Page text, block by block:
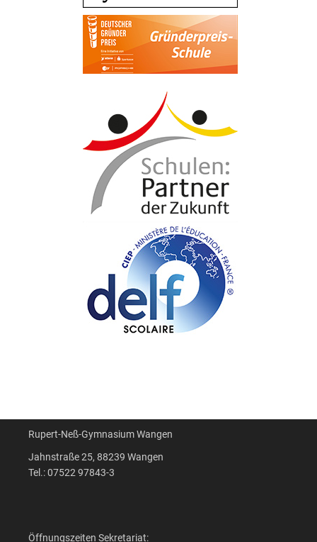
Rupert-Neß-Gymnasium Wangen
Jahnstraße 25, 88239 Wangen
Tel.: 07522 97843-3
Öffnungszeiten Sekretariat: